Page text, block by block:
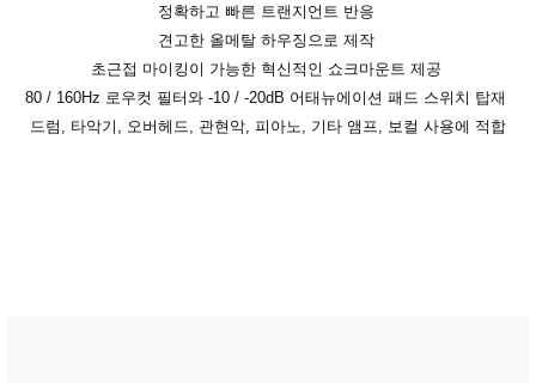
정확하고 빠른 트랜지언트 반응
견고한 올메탈 하우징으로 제작
초근접 마이킹이 가능한 혁신적인 쇼크마운트 제공
80 / 160Hz 로우컷 필터와 -10 / -20dB 어태뉴에이션 패드 스위치 탑재
드럼, 타악기, 오버헤드, 관현악, 피아노, 기타 앰프, 보컬 사용에 적합